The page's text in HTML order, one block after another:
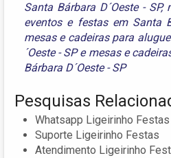
Santa Bárbara D´Oeste - SP,
eventos e festas em Santa
mesas e cadeiras para
´Oeste - SPe mesas e
Bárbara D´Oeste - SP
Pesquisas
Whatsapp Ligeirinho Festas
Suporte Ligeirinho Festas
Atendimento Ligeirinho